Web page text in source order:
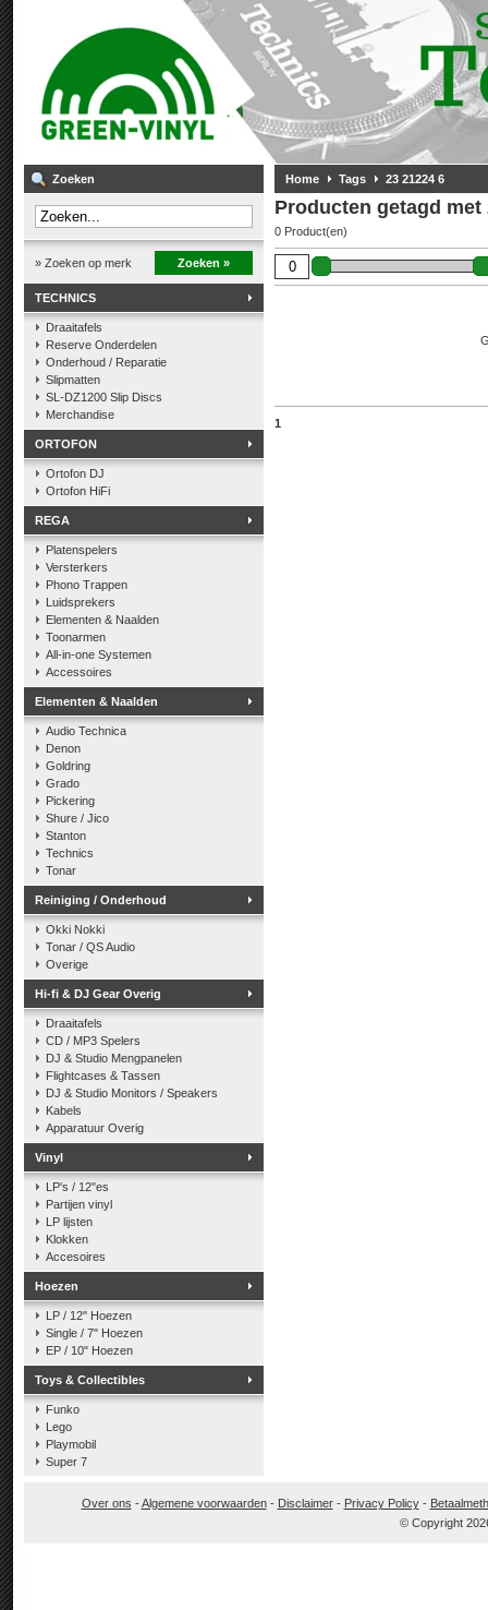
Zoeken
» Zoeken op merk Zoeken »
TECHNICS
Draaitafels
Reserve Onderdelen
Onderhoud / Reparatie
Slipmatten
SL-DZ1200 Slip Discs
Merchandise
ORTOFON
Ortofon DJ
Ortofon HiFi
REGA
Platenspelers
Versterkers
Phono Trappen
Luidsprekers
Elementen & Naalden
Toonarmen
All-in-one Systemen
Accessoires
Elementen & Naalden
Audio Technica
Denon
Goldring
Grado
Pickering
Shure / Jico
Stanton
Technics
Tonar
Reiniging / Onderhoud
Okki Nokki
Tonar / QS Audio
Overige
Hi-fi & DJ Gear Overig
Draaitafels
CD / MP3 Spelers
DJ & Studio Mengpanelen
Flightcases & Tassen
DJ & Studio Monitors / Speakers
Kabels
Apparatuur Overig
Vinyl
LP's / 12"es
Partijen vinyl
LP lijsten
Klokken
Accesoires
Hoezen
LP / 12" Hoezen
Single / 7" Hoezen
EP / 10" Hoezen
Toys & Collectibles
Funko
Lego
Playmobil
Super 7
Home Tags 23 21224 6
Producten getagd met
0 Product(en)
1
Over ons -Algemene voorwaarden- Disclaimer- Privacy Policy-
© Copyright